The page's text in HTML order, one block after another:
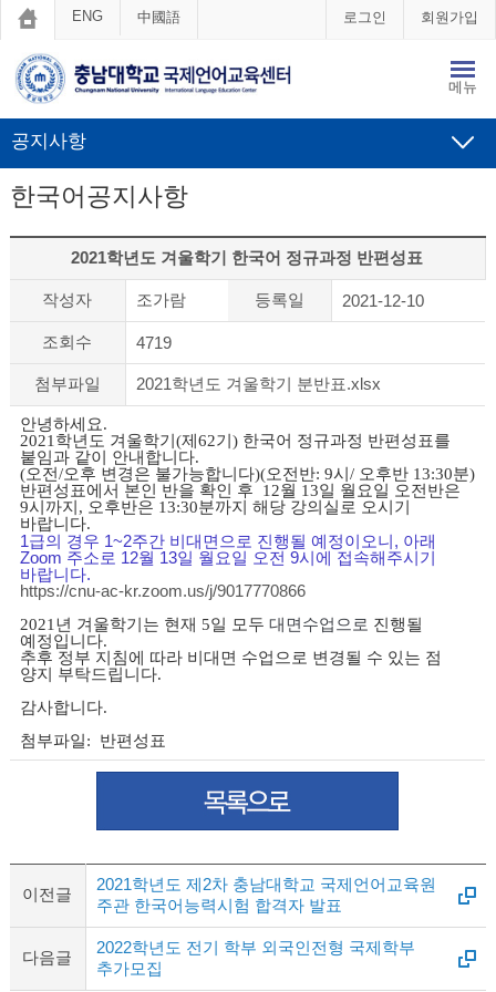
ENG 中國語 로그인 회원가입
메뉴
공지사항
한국어공지사항
2021학년도 겨울학기 한국어 정규과정 반편성표
작성자 조가람 등록일 2021-12-10
조회수 4719
첨부파일 2021학년도 겨울학기 분반표.xlsx
안녕하세요.
2021학년도 겨울학기(제62기) 한국어 정규과정 반편성표를
붙임과 같이 안내합니다.
(오전/오후 변경은 불가능합니다)(오전반: 9시/ 오후반 13:30분)
반편성표에서 본인 반을 확인 후 12월 13일 월요일 오전반은
9시까지, 오후반은 13:30분까지 해당 강의실로 오시기
바랍니다.
1급의 경우 1~2주간 비대면으로 진행될 예정이오니, 아래
Zoom 주소로 12월 13일 월요일 오전 9시에 접속해주시기
바랍니다.
https://cnu-ac-kr.zoom.us/j/9017770866
2021년 겨울학기는 현재 5일 모두 대면수업으로 진행될
예정입니다.
추후 정부 지침에 따라 비대면 수업으로 변경될 수 있는 점
양지 부탁드립니다.
감사합니다.
첨부파일: 반편성표
이전글
2021학년도 제2차 충남대학교 국제언어교육원
주관 한국어능력시험 합격자 발표
다음글
2022학년도 전기 학부 외국인전형 국제학부
추가모집